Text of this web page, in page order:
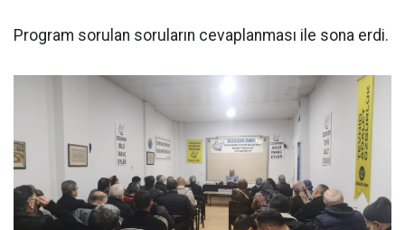
Program sorulan soruların cevaplanması ile sona erdi.